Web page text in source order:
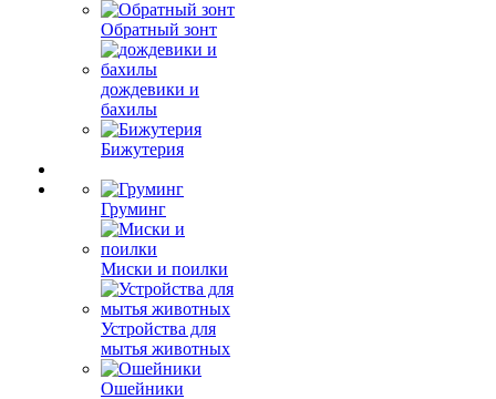
Обратный зонт
дождевики и
бахилы
Бижутерия
Груминг
Миски и поилки
Устройства для
мытья животных
Ошейники